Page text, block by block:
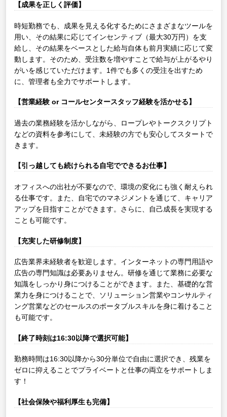
【成果を正しく評価】
時短勤務でも、成果を見える化するためにさまざまなツールを
用い、その結果に応じてインセンティブ（最大30万円）を支
給し、その結果をベースとした給与自体も前月実績に応じて変
動します。そのため、受注数を増やすことで給与が上がるやり
がいを感じていただけます。1件でも多くの受注を出すため
に、管理者も全力でサポートします。
【営業経験 or コールセンタースタッフ経験を活かせる】
過去の業務経験を活かしながら、ロープレやトークスクリプト
などの資料を参考にして、未経験の方でも安心してスタートで
きます。
【引っ越しても続けられる自宅でできるお仕事】
オフィスへの出社が不要なので、環境の変化にも強く耐えられ
る仕事です。また、自宅でのマネジメントを通じて、キャリア
アップを目指すことができます。さらに、自己成長を実現する
ことも可能です。
【充実した研修制度】
広告業界未経験者を歓迎します。インターネットの専門用語や
広告の専門知識は必要ありません。研修を通じて業務に必要な
知識をしっかり身につけることができます。また、基礎的な営
業力を身につけることで、ソリューション営業やコンサルティ
ング営業などのセールスのポータブルスキルを身に着けること
も可能です。
【終了時刻は16:30以降で選択可能】
勤務時間は16:30以降から30分単位で自由に選択でき、残業を
ゼロに抑えることでプライベートと仕事の両立をサポートしま
す！
【社会保険や福利厚生も完備】